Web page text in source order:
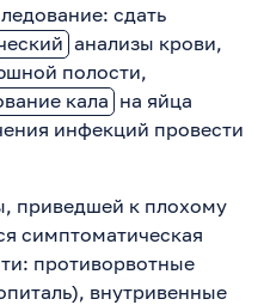
сдать
анализы крови,
полости,
кала на яйца
инфекций провести
приведшей к плохому
симптоматическая
противорвотные
внутривенные